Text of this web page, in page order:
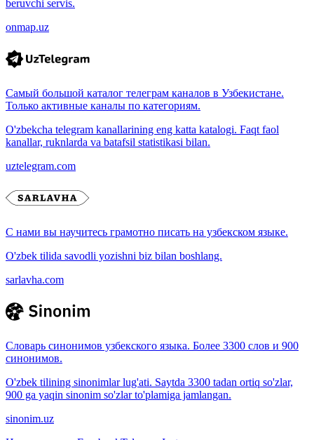
beruvchi servis.
onmap.uz
Самый большой каталог телеграм каналов в Узбекистане.
Только активные каналы по категориям.
O'zbekcha telegram kanallarining eng katta katalogi. Faqt faol
kanallar, ruknlarda va batafsil statistikasi bilan.
uztelegram.com
С нами вы научитесь грамотно писать на узбекском языке.
O'zbek tilida savodli yozishni biz bilan boshlang.
sarlavha.com
Словарь синонимов узбекского языка. Более 3300 слов и 900
синонимов.
O'zbek tilining sinonimlar lug'ati. Saytda 3300 tadan ortiq so'zlar,
900 ga yaqin sinonim so'zlar to'plamiga jamlangan.
sinonim.uz